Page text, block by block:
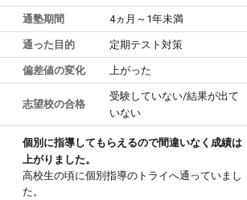
通塾期間 4ヵ月～1年未満
通った目的 定期テスト対策
偏差値の変化 上がった
志望校の合格
受験していない/結果が出て
いない
個別に指導してもらえるので間違いなく成績は
上がりました。
高校生の頃に個別指導のトライへ通っていまし
た。